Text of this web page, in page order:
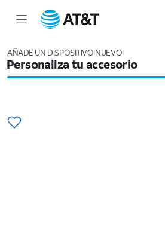
AÑADE UN DISPOSITIVO NUEVO
Personaliza tu accesorio